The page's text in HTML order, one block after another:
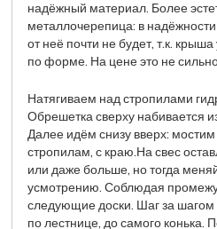
надёжный материал. Более
металлочерепица: в надёжности
от неё почти не будет, т.к.
по форме. На цене это не
Натягиваем над стропилами
Обрешетка сверху набивается
Далее идём снизу вверх:
стропилам, с краю.На свес
или даже больше, но тогда
усмотрению. Соблюдая
следующие доски. Шаг за
по лестнице, до самого конька.